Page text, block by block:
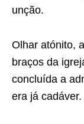
unção.
Olhar atónito,
braços da
concluída a
era já cadáver.